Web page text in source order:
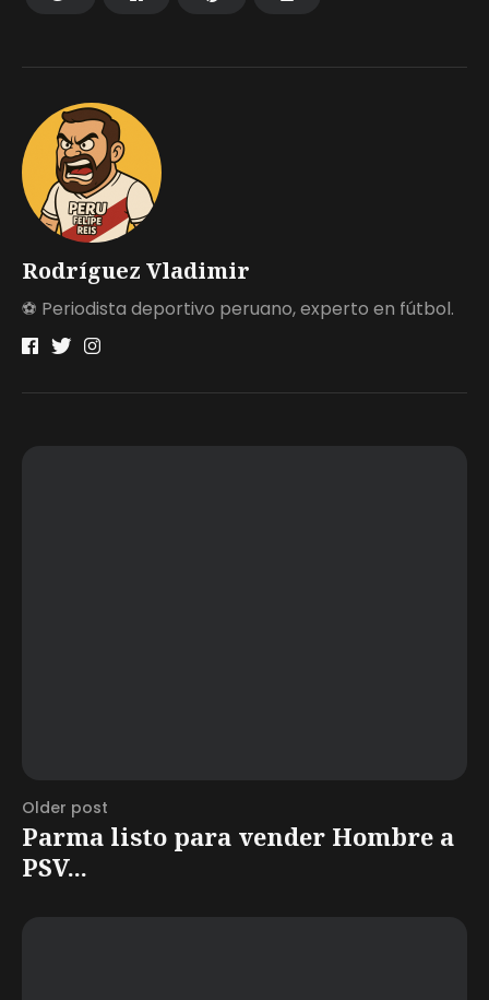
Rodríguez Vladimir
⚽ Periodista deportivo peruano, experto en fútbol.
Older post
Parma listo para vender Hombre a
PSV...